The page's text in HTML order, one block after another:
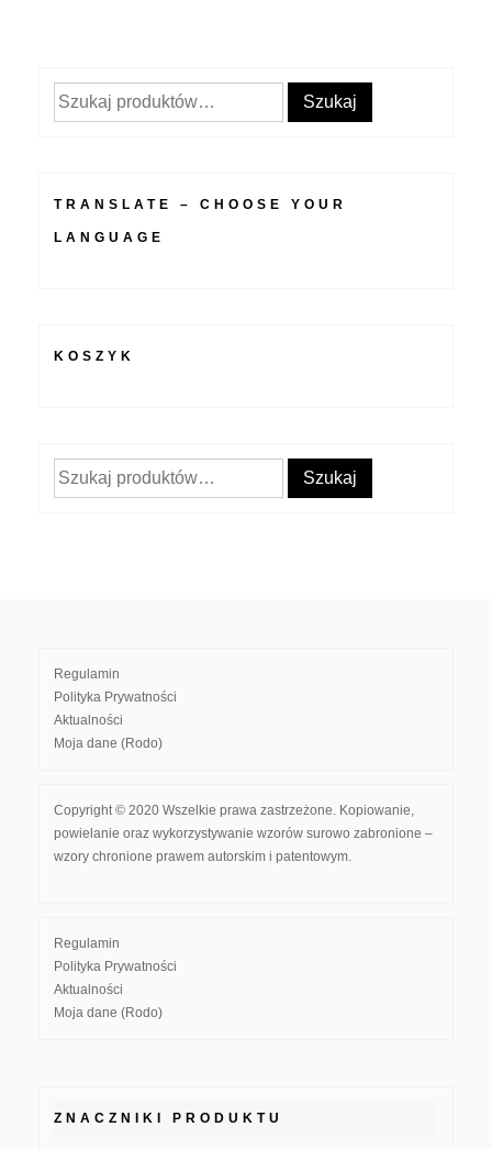
Szukaj: Szukaj
TRANSLATE – CHOOSE YOUR
LANGUAGE
KOSZYK
Szukaj: Szukaj
Regulamin
Polityka Prywatności
Aktualności
Moja dane (Rodo)
Copyright © 2020 Wszelkie prawa zastrzeżone. Kopiowanie,
powielanie oraz wykorzystywanie wzorów surowo zabronione –
wzory chronione prawem autorskim i patentowym.
Regulamin
Polityka Prywatności
Aktualności
Moja dane (Rodo)
ZNACZNIKI PRODUKTU